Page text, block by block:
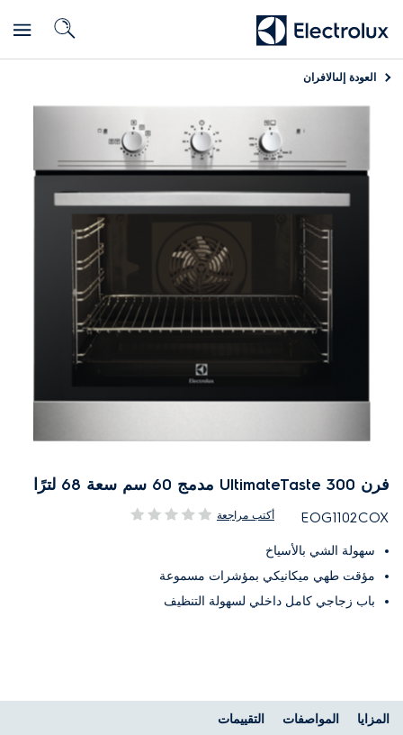
العودة إلىالافران
فرن UltimateTaste 300 مدمج 60 سم سعة 68 لترًا
EOG1102COX أكتب مراجعة
سهولة الشي بالأسياخ
مؤقت طهي ميكانيكي بمؤشرات مسموعة
باب زجاجي كامل داخلي لسهولة التنظيف
المزايا المواصفات التقييمات